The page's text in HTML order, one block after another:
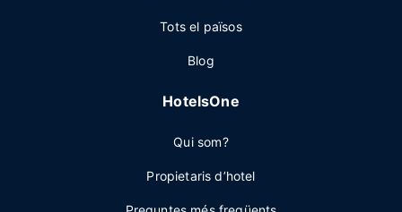
Tots el països
Blog
HotelsOne
Qui som?
Propietaris d’hotel